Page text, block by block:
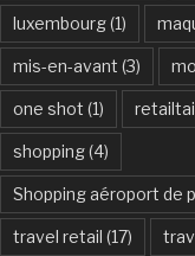
luxembourg(1)
mis-en-avant (3)
one shot (1)
shopping(4)
Shopping aéroport de
travel retail (17)